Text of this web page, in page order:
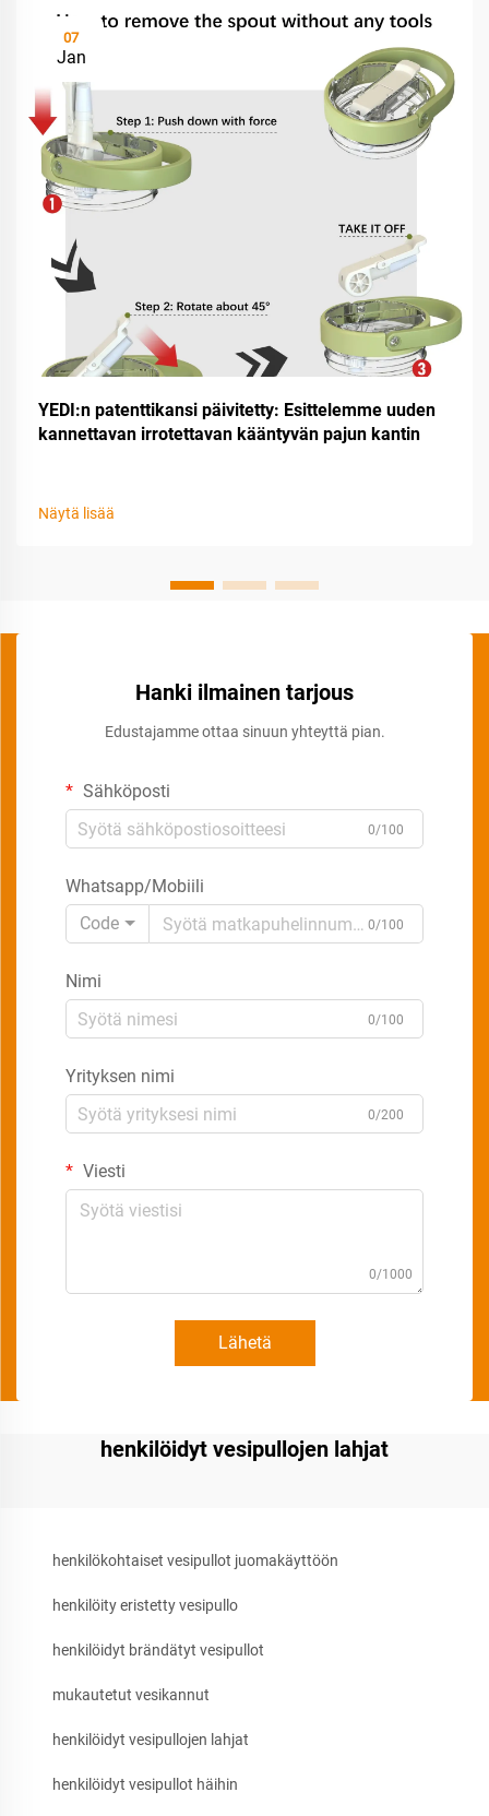
07
Jan
YEDI:n patenttikansi päivitetty: Esittelemme uuden
kannettavan irrotettavan kääntyvän pajun kantin
Näytä lisää
Hanki ilmainen tarjous
Edustajamme ottaa sinuun yhteyttä pian.
Sähköposti
0/100
Whatsapp/Mobiili
Code
0/100
Nimi
0/100
Yrityksen nimi
0/200
Viesti
0/1000
Lähetä
henkilöidyt vesipullojen lahjat
henkilökohtaiset vesipullot juomakäyttöön
henkilöity eristetty vesipullo
henkilöidyt brändätyt vesipullot
mukautetut vesikannut
henkilöidyt vesipullojen lahjat
henkilöidyt vesipullot häihin